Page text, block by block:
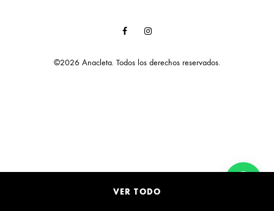
FacebookInstagram
©2026 Anacleta. Todos los derechos reservados.
VER TODO